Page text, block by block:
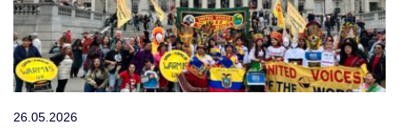
26.05.2026